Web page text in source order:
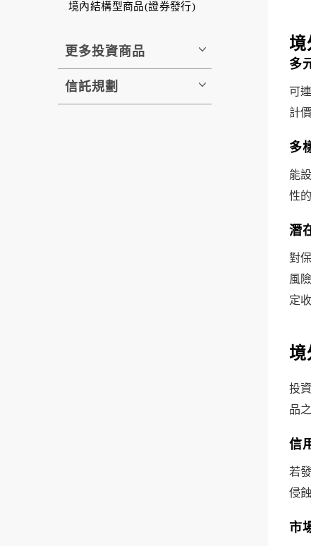
境內結構型商品(證券發行)
更多投資商品
信託規劃
境
多
可
計
多
能
性
潛
對
風
定
境
投
品
信
若
侵
市